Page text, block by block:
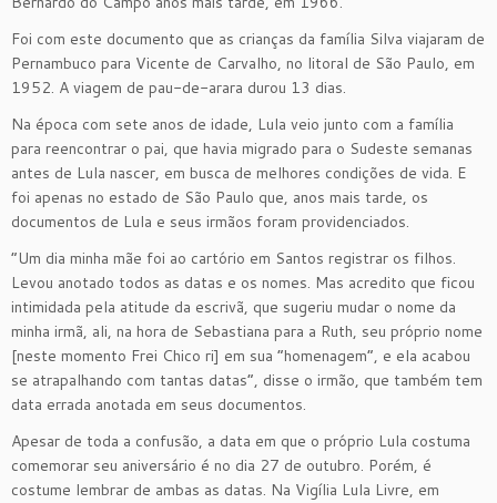
Foi com este documento que as crianças da família Silva viajaram de
Pernambuco para Vicente de Carvalho, no litoral de São Paulo, em
1952. A viagem de pau-de-arara durou 13 dias.
Na época com sete anos de idade, Lula veio junto com a família
para reencontrar o pai, que havia migrado para o Sudeste semanas
antes de Lula nascer, em busca de melhores condições de vida. E
foi apenas no estado de São Paulo que, anos mais tarde, os
documentos de Lula e seus irmãos foram providenciados.
“Um dia minha mãe foi ao cartório em Santos registrar os filhos.
Levou anotado todos as datas e os nomes. Mas acredito que ficou
intimidada pela atitude da escrivã, que sugeriu mudar o nome da
minha irmã, ali, na hora de Sebastiana para a Ruth, seu próprio nome
[neste momento Frei Chico ri] em sua “homenagem”, e ela acabou
se atrapalhando com tantas datas”, disse o irmão, que também tem
data errada anotada em seus documentos.
Apesar de toda a confusão, a data em que o próprio Lula costuma
comemorar seu aniversário é no dia 27 de outubro. Porém, é
costume lembrar de ambas as datas. Na Vigília Lula Livre, em